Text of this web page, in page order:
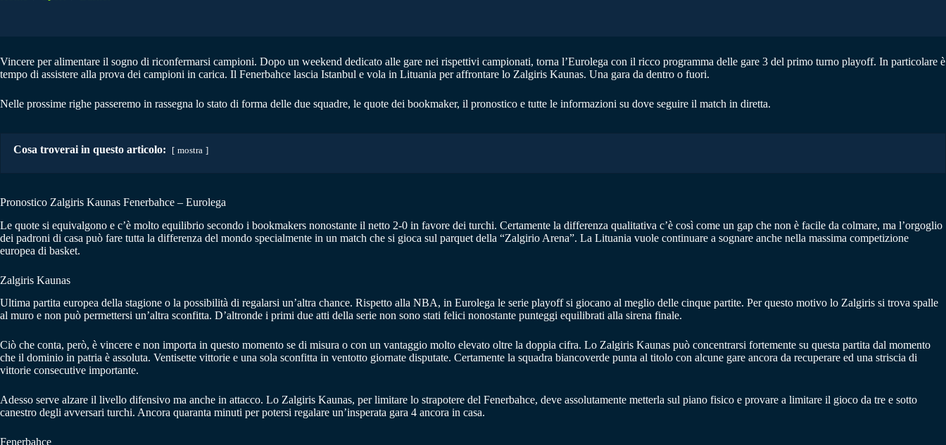
Vincere per alimentare il sogno di riconfermarsi campioni. Dopo un weekend dedicato alle gare nei rispettivi campionati, torna l’Eurolega con il ricco programma delle gare 3 del primo turno playoff. In particolare è
tempo di assistere alla prova dei campioni in carica. Il Fenerbahce lascia Istanbul e vola in Lituania per affrontare lo Zalgiris Kaunas. Una gara da dentro o fuori.
Nelle prossime righe passeremo in rassegna lo stato di forma delle due squadre, le quote dei bookmaker, il pronostico e tutte le informazioni su dove seguire il match in diretta.
Cosa troverai in questo articolo: mostra
Pronostico Zalgiris Kaunas Fenerbahce – Eurolega
Le quote si equivalgono e c’è molto equilibrio secondo i bookmakers nonostante il netto 2-0 in favore dei turchi. Certamente la differenza qualitativa c’è così come un gap che non è facile da colmare, ma l’orgoglio
dei padroni di casa può fare tutta la differenza del mondo specialmente in un match che si gioca sul parquet della “Zalgirio Arena”. La Lituania vuole continuare a sognare anche nella massima competizione
europea di basket.
Zalgiris Kaunas
Ultima partita europea della stagione o la possibilità di regalarsi un’altra chance. Rispetto alla NBA, in Eurolega le serie playoff si giocano al meglio delle cinque partite. Per questo motivo lo Zalgiris si trova spalle
al muro e non può permettersi un’altra sconfitta. D’altronde i primi due atti della serie non sono stati felici nonostante punteggi equilibrati alla sirena finale.
Ciò che conta, però, è vincere e non importa in questo momento se di misura o con un vantaggio molto elevato oltre la doppia cifra. Lo Zalgiris Kaunas può concentrarsi fortemente su questa partita dal momento
che il dominio in patria è assoluta. Ventisette vittorie e una sola sconfitta in ventotto giornate disputate. Certamente la squadra biancoverde punta al titolo con alcune gare ancora da recuperare ed una striscia di
vittorie consecutive importante.
Adesso serve alzare il livello difensivo ma anche in attacco. Lo Zalgiris Kaunas, per limitare lo strapotere del Fenerbahce, deve assolutamente metterla sul piano fisico e provare a limitare il gioco da tre e sotto
canestro degli avversari turchi. Ancora quaranta minuti per potersi regalare un’insperata gara 4 ancora in casa.
Fenerbahce